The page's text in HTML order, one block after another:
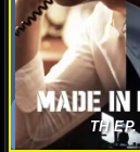
ดูซีรี่ย์ Made in
พากย์ไทย
TH